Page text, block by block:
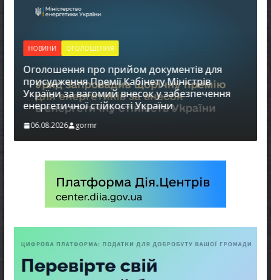
НОВИНИ ОГОЛОШЕННЯ
Оголошення про прийом документів для
присудження Премії Кабінету Міністрів
України за вагомий внесок у забезпечення
енергетичної стійкості України
06.08.2026 gormr